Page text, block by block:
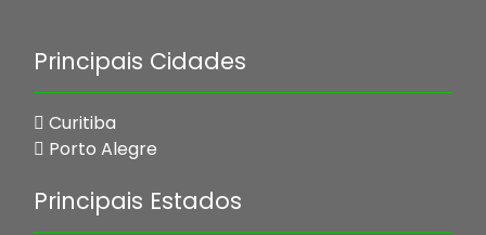
Principais Cidades
Curitiba
Porto Alegre
Principais Estados